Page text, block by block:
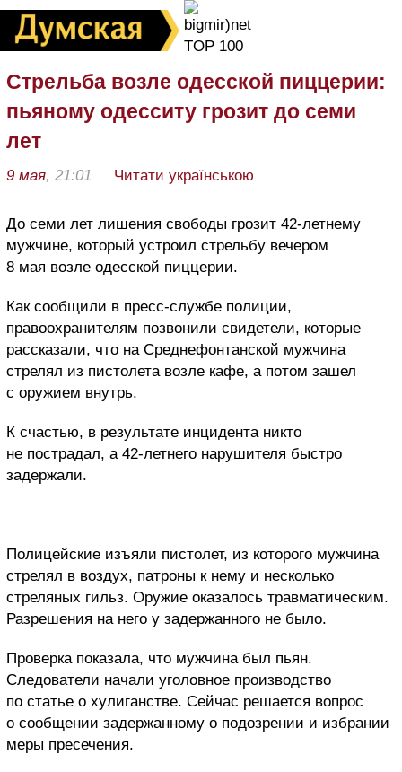
Стрельба возле одесской пиццерии:
пьяному одесситу грозит до семи
лет
9 мая, 21:01 Читати українською
До семи лет лишения свободы грозит 42-летнему
мужчине, который устроил стрельбу вечером
8 мая возле одесской пиццерии.
Как сообщили в пресс-службе полиции,
правоохранителям позвонили свидетели, которые
рассказали, что на Среднефонтанской мужчина
стрелял из пистолета возле кафе, а потом зашел
с оружием внутрь.
К счастью, в результате инцидента никто
не пострадал, а 42-летнего нарушителя быстро
задержали.
Полицейские изъяли пистолет, из которого мужчина
стрелял в воздух, патроны к нему и несколько
стреляных гильз. Оружие оказалось травматическим.
Разрешения на него у задержанного не было.
Проверка показала, что мужчина был пьян.
Следователи начали уголовное производство
по статье о хулиганстве. Сейчас решается вопрос
о сообщении задержанному о подозрении и избрании
меры пресечения.